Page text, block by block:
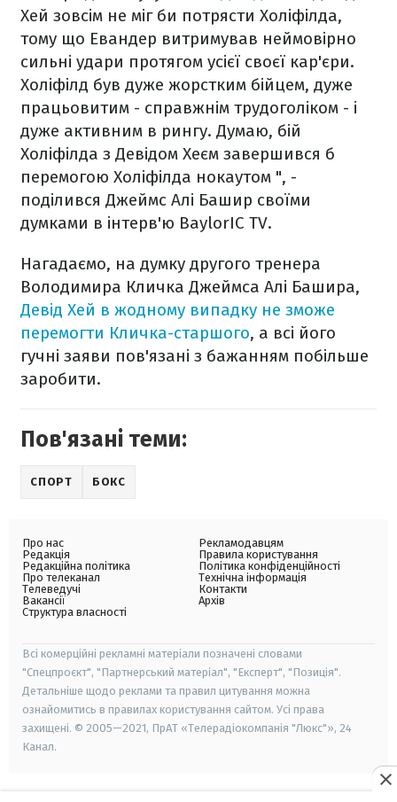
Хей зовсім не міг би потрясти Холіфілда,
тому що Евандер витримував неймовірно
сильні удари протягом усієї своєї кар'єри.
Холіфілд був дуже жорстким бійцем, дуже
працьовитим - справжнім трудоголіком - і
дуже активним в рингу. Думаю, бій
Холіфілда з Девідом Хеєм завершився б
перемогою Холіфілда нокаутом ", -
поділився Джеймс Алі Башир своїми
думками в інтерв'ю BaylorIC TV.
Нагадаємо, на думку другого тренера
Володимира Кличка Джеймса Алі Башира,
Девід Хей в жодному випадку не зможе
перемогти Кличка-старшого, а всі його
гучні заяви пов'язані з бажанням побільше
заробити.
Пов'язані теми:
СПОРТ БОКС
Про нас
Редакція
Редакційна політика
Про телеканал
Телеведучі
Вакансії
Структура власності
Рекламодавцям
Правила користування
Політика конфіденційності
Технічна інформація
Контакти
Архів
Всі комерційні рекламні матеріали позначені словами
"Спецпроєкт", "Партнерський матеріал", "Експерт", "Позиція".
Детальніше щодо реклами та правил цитування можна
ознайомитись в правилах користування сайтом. Усі права
захищені. © 2005—2021, ПрАТ «Телерадіокомпанія "Люкс"», 24
Канал.